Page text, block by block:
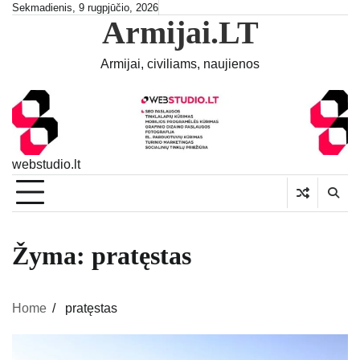
SkipSekmadienis, 9 rugpjūčio, 2026
Armijai.LT
Armijai, civiliams, naujienos
webstudio.lt
Žyma: pratęstas
Home pratęstas